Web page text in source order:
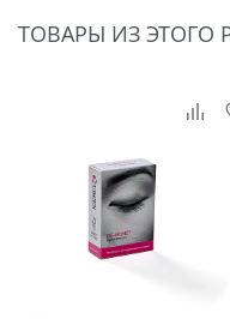
ТОВАРЫ ИЗ ЭТОГО